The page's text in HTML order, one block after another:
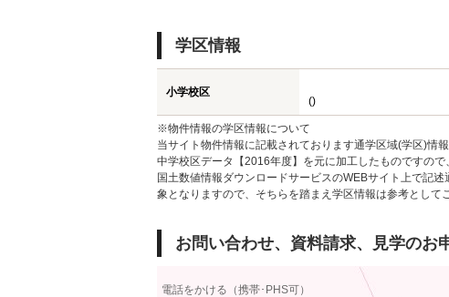
学区情報
小学校区
()
※物件情報の学区情報について
当サイト物件情報に記載されております通学区域(学区)情
中学校区データ【2016年度】を元に加工したものですの
国土数値情報ダウンロードサービスのWEBサイト上で記
象となりますので、そちらを踏まえ学区情報は参考として
お問い合わせ、資料請求、見学のお
電話をかける（携帯･PHS可）